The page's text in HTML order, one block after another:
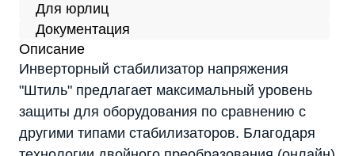
Для юрлиц
Документация
Описание
Инверторный стабилизатор напряжения
"Штиль" предлагает максимальный уровень
защиты для оборудования по сравнению с
другими типами стабилизаторов. Благодаря